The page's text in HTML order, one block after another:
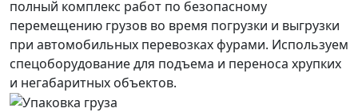
полный комплекс работ по безопасному
перемещению грузов во время погрузки и выгрузки
при автомобильных перевозках фурами. Используем
спецоборудование для подъема и переноса хрупких
и негабаритных объектов.